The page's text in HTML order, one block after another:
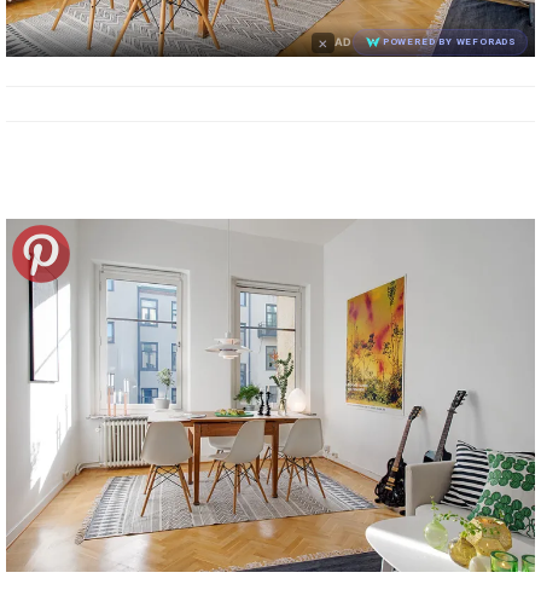
× AD POWERED BY WEFORADS